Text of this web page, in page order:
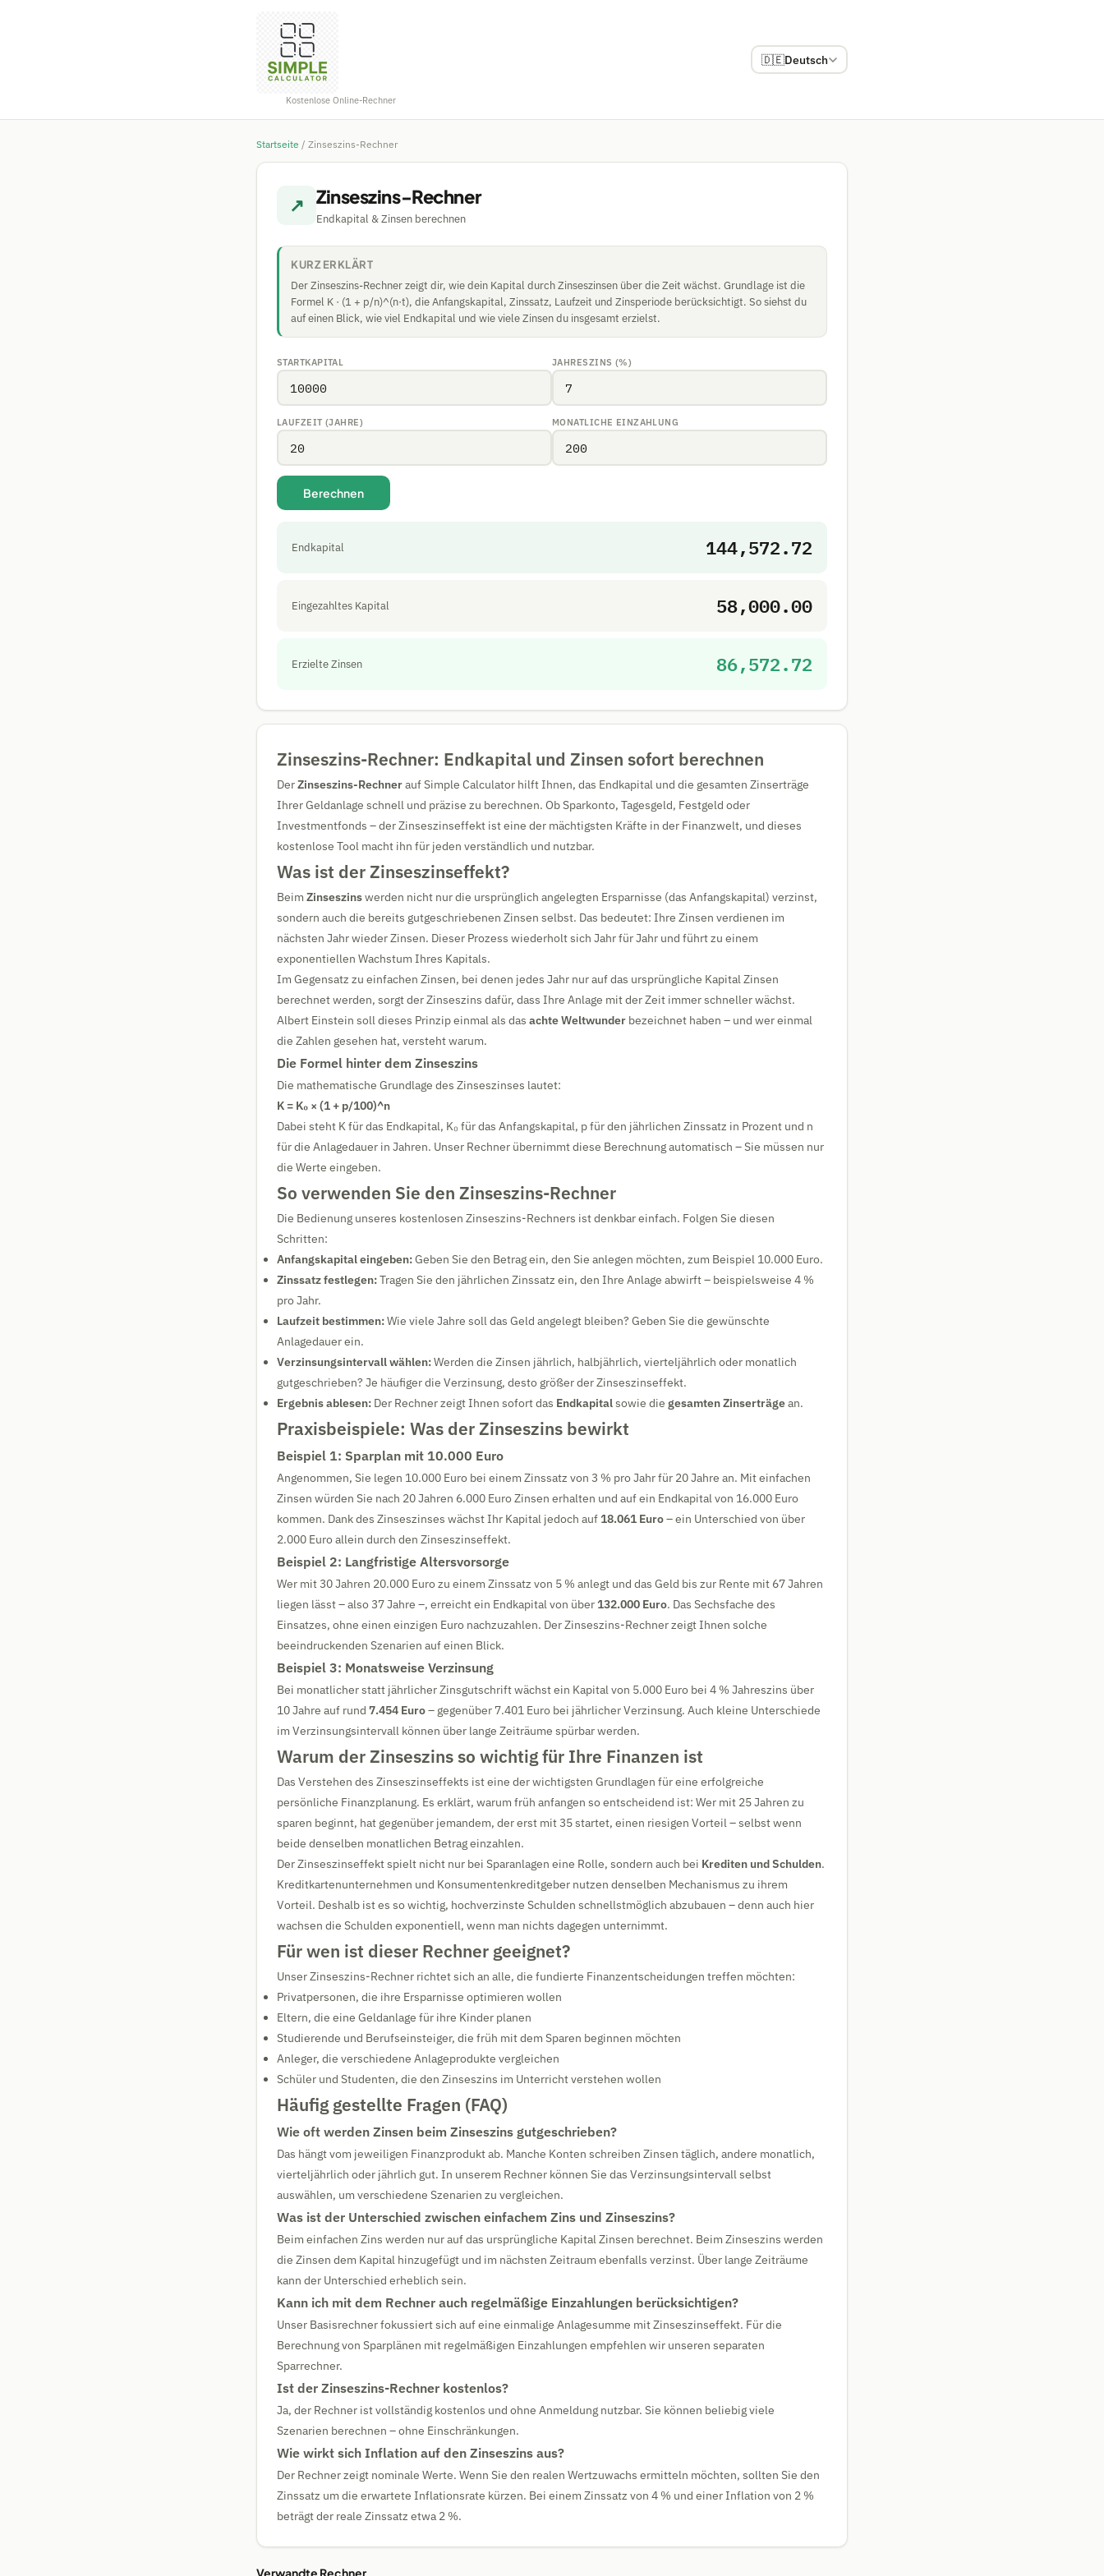
Kostenlose Online-Rechner
🇩🇪Deutsch
Startseite / Zinseszins-Rechner
↗ Zinseszins-Rechner
Endkapital & Zinsen berechnen
KURZ ERKLÄRT
Der Zinseszins-Rechner zeigt dir, wie dein Kapital durch Zinseszinsen über die Zeit wächst. Grundlage ist die
Formel K · (1 + p/n)^(n·t), die Anfangskapital, Zinssatz, Laufzeit und Zinsperiode berücksichtigt. So siehst du
auf einen Blick, wie viel Endkapital und wie viele Zinsen du insgesamt erzielst.
STARTKAPITAL JAHRESZINS (%)
LAUFZEIT (JAHRE) MONATLICHE EINZAHLUNG
Berechnen
Endkapital 144,572.72
Eingezahltes Kapital 58,000.00
Erzielte Zinsen 86,572.72
Zinseszins-Rechner: Endkapital und Zinsen sofort berechnen
DerZinseszins-Rechnerauf Simple Calculator hilft Ihnen, das Endkapital und die gesamten Zinserträge
Ihrer Geldanlage schnell und präzise zu berechnen. Ob Sparkonto, Tagesgeld, Festgeld oder
Investmentfonds – der Zinseszinseffekt ist eine der mächtigsten Kräfte in der Finanzwelt, und dieses
kostenlose Tool macht ihn für jeden verständlich und nutzbar.
Was ist der Zinseszinseffekt?
Beim Zinseszinswerden nicht nur die ursprünglich angelegten Ersparnisse (das Anfangskapital) verzinst,
sondern auch die bereits gutgeschriebenen Zinsen selbst. Das bedeutet: Ihre Zinsen verdienen im
nächsten Jahr wieder Zinsen. Dieser Prozess wiederholt sich Jahr für Jahr und führt zu einem
exponentiellen Wachstum Ihres Kapitals.
Im Gegensatz zu einfachen Zinsen, bei denen jedes Jahr nur auf das ursprüngliche Kapital Zinsen
berechnet werden, sorgt der Zinseszins dafür, dass Ihre Anlage mit der Zeit immer schneller wächst.
Albert Einstein soll dieses Prinzip einmal als das achte Weltwunder bezeichnet haben – und wer einmal
die Zahlen gesehen hat, versteht warum.
Die Formel hinter dem Zinseszins
Die mathematische Grundlage des Zinseszinses lautet:
K = K₀ × (1 + p/100)^n
Dabei steht K für das Endkapital, K₀ für das Anfangskapital, p für den jährlichen Zinssatz in Prozent und n
für die Anlagedauer in Jahren. Unser Rechner übernimmt diese Berechnung automatisch – Sie müssen nur
die Werte eingeben.
So verwenden Sie den Zinseszins-Rechner
Die Bedienung unseres kostenlosen Zinseszins-Rechners ist denkbar einfach. Folgen Sie diesen
Schritten:
Anfangskapital eingeben:Geben Sie den Betrag ein, den Sie anlegen möchten, zum Beispiel 10.000 Euro.
Zinssatz festlegen:Tragen Sie den jährlichen Zinssatz ein, den Ihre Anlage abwirft – beispielsweise 4 %
pro Jahr.
Laufzeit bestimmen:Wie viele Jahre soll das Geld angelegt bleiben? Geben Sie die gewünschte
Anlagedauer ein.
Verzinsungsintervall wählen:Werden die Zinsen jährlich, halbjährlich, vierteljährlich oder monatlich
gutgeschrieben? Je häufiger die Verzinsung, desto größer der Zinseszinseffekt.
Ergebnis ablesen: Der Rechner zeigt Ihnen sofort das Endkapitalsowie die gesamten Zinserträgean.
Praxisbeispiele: Was der Zinseszins bewirkt
Beispiel 1: Sparplan mit 10.000 Euro
Angenommen, Sie legen 10.000 Euro bei einem Zinssatz von 3 % pro Jahr für 20 Jahre an. Mit einfachen
Zinsen würden Sie nach 20 Jahren 6.000 Euro Zinsen erhalten und auf ein Endkapital von 16.000 Euro
kommen. Dank des Zinseszinses wächst Ihr Kapital jedoch auf 18.061 Euro– ein Unterschied von über
2.000 Euro allein durch den Zinseszinseffekt.
Beispiel 2: Langfristige Altersvorsorge
Wer mit 30 Jahren 20.000 Euro zu einem Zinssatz von 5 % anlegt und das Geld bis zur Rente mit 67 Jahren
liegen lässt – also 37 Jahre –, erreicht ein Endkapital von über 132.000 Euro. Das Sechsfache des
Einsatzes, ohne einen einzigen Euro nachzuzahlen. Der Zinseszins-Rechner zeigt Ihnen solche
beeindruckenden Szenarien auf einen Blick.
Beispiel 3: Monatsweise Verzinsung
Bei monatlicher statt jährlicher Zinsgutschrift wächst ein Kapital von 5.000 Euro bei 4 % Jahreszins über
10 Jahre auf rund 7.454 Euro– gegenüber 7.401 Euro bei jährlicher Verzinsung. Auch kleine Unterschiede
im Verzinsungsintervall können über lange Zeiträume spürbar werden.
Warum der Zinseszins so wichtig für Ihre Finanzen ist
Das Verstehen des Zinseszinseffekts ist eine der wichtigsten Grundlagen für eine erfolgreiche
persönliche Finanzplanung. Es erklärt, warum früh anfangen so entscheidend ist: Wer mit 25 Jahren zu
sparen beginnt, hat gegenüber jemandem, der erst mit 35 startet, einen riesigen Vorteil – selbst wenn
beide denselben monatlichen Betrag einzahlen.
Der Zinseszinseffekt spielt nicht nur bei Sparanlagen eine Rolle, sondern auch bei Krediten und Schulden.
Kreditkartenunternehmen und Konsumentenkreditgeber nutzen denselben Mechanismus zu ihrem
Vorteil. Deshalb ist es so wichtig, hochverzinste Schulden schnellstmöglich abzubauen – denn auch hier
wachsen die Schulden exponentiell, wenn man nichts dagegen unternimmt.
Für wen ist dieser Rechner geeignet?
Unser Zinseszins-Rechner richtet sich an alle, die fundierte Finanzentscheidungen treffen möchten:
Privatpersonen, die ihre Ersparnisse optimieren wollen
Eltern, die eine Geldanlage für ihre Kinder planen
Studierende und Berufseinsteiger, die früh mit dem Sparen beginnen möchten
Anleger, die verschiedene Anlageprodukte vergleichen
Schüler und Studenten, die den Zinseszins im Unterricht verstehen wollen
Häufig gestellte Fragen (FAQ)
Wie oft werden Zinsen beim Zinseszins gutgeschrieben?
Das hängt vom jeweiligen Finanzprodukt ab. Manche Konten schreiben Zinsen täglich, andere monatlich,
vierteljährlich oder jährlich gut. In unserem Rechner können Sie das Verzinsungsintervall selbst
auswählen, um verschiedene Szenarien zu vergleichen.
Was ist der Unterschied zwischen einfachem Zins und Zinseszins?
Beim einfachen Zins werden nur auf das ursprüngliche Kapital Zinsen berechnet. Beim Zinseszins werden
die Zinsen dem Kapital hinzugefügt und im nächsten Zeitraum ebenfalls verzinst. Über lange Zeiträume
kann der Unterschied erheblich sein.
Kann ich mit dem Rechner auch regelmäßige Einzahlungen berücksichtigen?
Unser Basisrechner fokussiert sich auf eine einmalige Anlagesumme mit Zinseszinseffekt. Für die
Berechnung von Sparplänen mit regelmäßigen Einzahlungen empfehlen wir unseren separaten
Sparrechner.
Ist der Zinseszins-Rechner kostenlos?
Ja, der Rechner ist vollständig kostenlos und ohne Anmeldung nutzbar. Sie können beliebig viele
Szenarien berechnen – ohne Einschränkungen.
Wie wirkt sich Inflation auf den Zinseszins aus?
Der Rechner zeigt nominale Werte. Wenn Sie den realen Wertzuwachs ermitteln möchten, sollten Sie den
Zinssatz um die erwartete Inflationsrate kürzen. Bei einem Zinssatz von 4 % und einer Inflation von 2 %
beträgt der reale Zinssatz etwa 2 %.
Verwandte Rechner